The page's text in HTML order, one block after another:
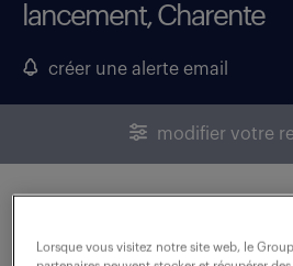
lancement, Charente
créer une alerte email
modifier votre
production (f/h)
Lorsque vous visitez notre site web, le